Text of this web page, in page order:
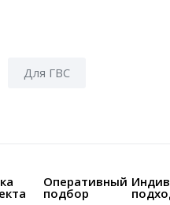
Для ГВС
Оперативный
подбор